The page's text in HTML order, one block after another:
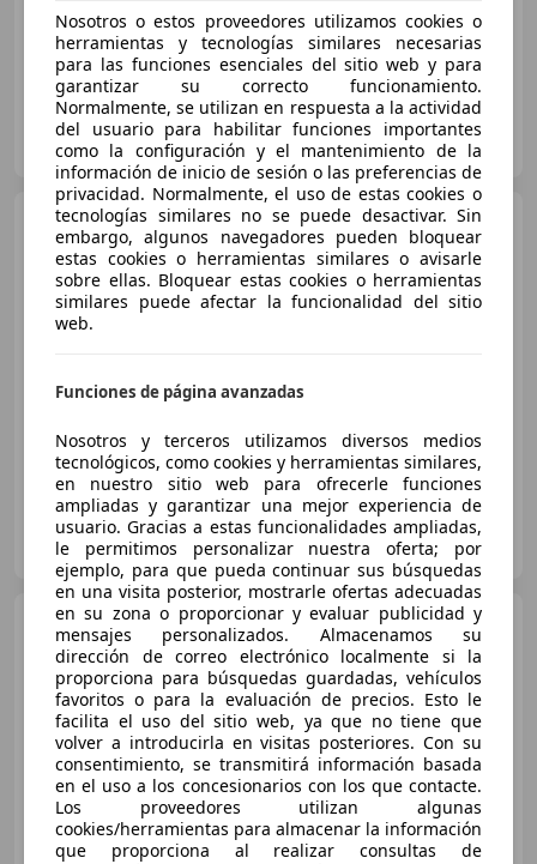
03/2026 10 km Gasolina 74 kW (101 CV)
MOSANCAR
ES-28400 Collado Villalba
Opel Corsa1.2T XHLHybrid
81kW GS eDCT
INTEGRAL MOTION LA GRELA
ES-15008 A Coruña
Opel Corsa1.2T XHT Hybrid
eDCT6 S/S 145 CV (107kW) GS
€ 20.900
Sin comparación
07/2026 15 km Electro/Gasolina 107 kW (145 CV)
Nosotros o estos proveedores utilizamos cookies o
herramientas y tecnologías similares necesarias
para las funciones esenciales del sitio web y para
garantizar su correcto funcionamiento.
Normalmente, se utilizan en respuesta a la actividad
del usuario para habilitar funciones importantes
como la configuración y el mantenimiento de la
información de inicio de sesión o las preferencias de
privacidad. Normalmente, el uso de estas cookies o
tecnologías similares no se puede desactivar. Sin
embargo, algunos navegadores pueden bloquear
estas cookies o herramientas similares o avisarle
sobre ellas. Bloquear estas cookies o herramientas
similares puede afectar la funcionalidad del sitio
web.
Funciones de página avanzadas
Nosotros y terceros utilizamos diversos medios
tecnológicos, como cookies y herramientas similares,
en nuestro sitio web para ofrecerle funciones
ampliadas y garantizar una mejor experiencia de
usuario. Gracias a estas funcionalidades ampliadas,
le permitimos personalizar nuestra oferta; por
ejemplo, para que pueda continuar sus búsquedas
en una visita posterior, mostrarle ofertas adecuadas
en su zona o proporcionar y evaluar publicidad y
mensajes personalizados. Almacenamos su
dirección de correo electrónico localmente si la
proporciona para búsquedas guardadas, vehículos
favoritos o para la evaluación de precios. Esto le
facilita el uso del sitio web, ya que no tiene que
volver a introducirla en visitas posteriores. Con su
consentimiento, se transmitirá información basada
en el uso a los concesionarios con los que contacte.
Los proveedores utilizan algunas
cookies/herramientas para almacenar la información
que proporciona al realizar consultas de